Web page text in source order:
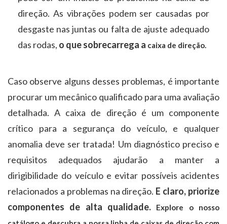
direção. As vibrações podem ser causadas por
desgaste nas juntas ou falta de ajuste adequado
das rodas, o que sobrecarrega a caixa de direção.
Caso observe alguns desses problemas, é importante
procurar um mecânico qualificado para uma avaliação
detalhada. A caixa de direção é um componente
crítico para a segurança do veículo, e qualquer
anomalia deve ser tratada! Um diagnóstico preciso e
requisitos adequados ajudarão a manter a
dirigibilidade do veículo e evitar possíveis acidentes
relacionados a problemas na direção. E claro, priorize
componentes de alta qualidade.
Explore o nosso